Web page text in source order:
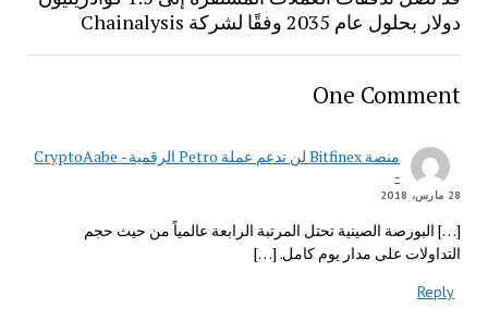
دولار بحلول عام 2035 وفقًا لشركة Chainalysis
One Comment
منصة Bitfinex لن تدعم عملة Petro الرقمية - CryptoAabe
-
28 مارس، 2018
[…] البورصة الصينية تحتل المرتبة الرابعة عالمياً من حيث حجم
التداولات على مدار يوم كامل. […]
Reply